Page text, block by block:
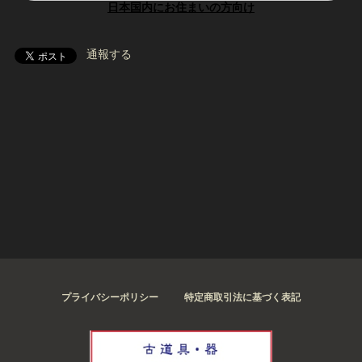
日本国内にお住まいの方向け
通報する
プライバシーポリシー 特定商取引法に基づく表記